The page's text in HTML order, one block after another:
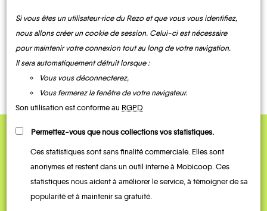
CONTACTEZ-NOUS !
QUELQUES
Témoignages
Si vous êtes un utilisateur·rice du Rezo et que vous vous identifiez,
nous allons créer un cookie de session. Celui-ci est nécessaire
pour maintenir votre connexion tout au long de votre navigation.
Il sera automatiquement détruit lorsque :
Vous vous déconnecterez,
Vous fermerez la fenêtre de votre navigateur.
Son utilisation est conforme au RGPD
Permettez-vous que nous collections vos statistiques.
Ces statistiques sont sans finalité commerciale. Elles sont
anonymes et restent dans un outil interne à Mobicoop. Ces
statistiques nous aident à améliorer le service, à témoigner de sa
popularité et à maintenir sa gratuité.